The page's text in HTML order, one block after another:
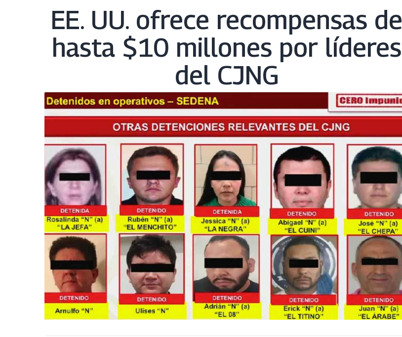
EE. UU. ofrece recompensas de
hasta $10 millones por líderes
del CJNG